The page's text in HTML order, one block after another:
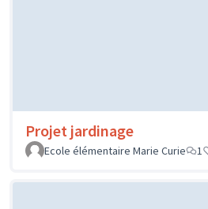
Projet jardinage
Ecole élémentaire Marie Curie
1